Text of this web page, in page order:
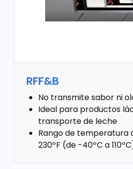
RFF&B
No transmite sabor ni
Ideal para productos
transporte de leche
Rango de temperatura
230ºF (de -40ºC a